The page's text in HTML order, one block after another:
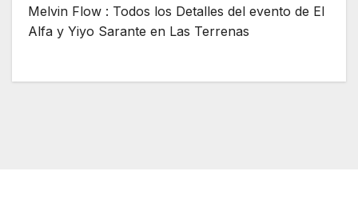
Melvin Flow : Todos los Detalles del evento de El
Alfa y Yiyo Sarante en Las Terrenas